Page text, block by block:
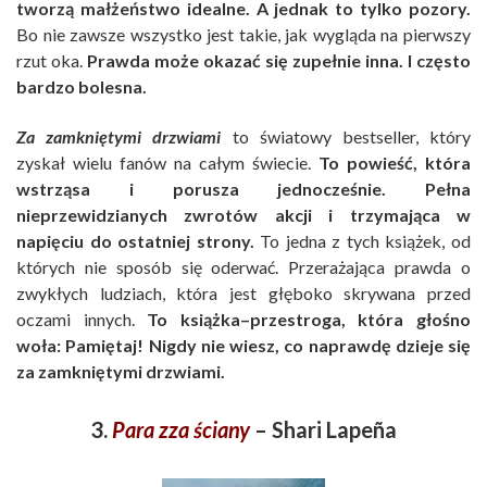
tworzą małżeństwo idealne. A jednak to tylko pozory.
Bo nie zawsze wszystko jest takie, jak wygląda na pierwszy
rzut oka. Prawda może okazać się zupełnie inna. I często
bardzo bolesna.
Za zamkniętymi drzwiami to światowy bestseller, który
zyskał wielu fanów na całym świecie. To powieść, która
wstrząsa i porusza jednocześnie. Pełna
nieprzewidzianych zwrotów akcji i trzymająca w
napięciu do ostatniej strony. To jedna z tych książek, od
których nie sposób się oderwać. Przerażająca prawda o
zwykłych ludziach, która jest głęboko skrywana przed
oczami innych. To książka–przestroga, która głośno
woła: Pamiętaj! Nigdy nie wiesz, co naprawdę dzieje się
za zamkniętymi drzwiami.
3. Para zza ściany– Shari Lapeña